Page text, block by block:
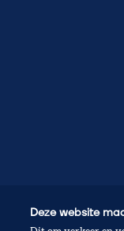
Deze website